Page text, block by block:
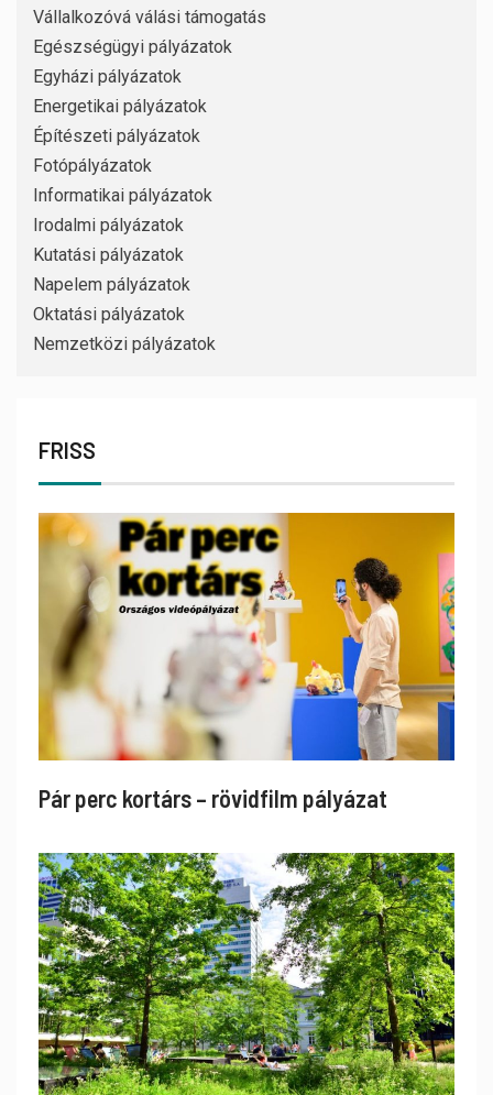
Vállalkozóvá válási támogatás
Egészségügyi pályázatok
Egyházi pályázatok
Energetikai pályázatok
Építészeti pályázatok
Fotópályázatok
Informatikai pályázatok
Irodalmi pályázatok
Kutatási pályázatok
Napelem pályázatok
Oktatási pályázatok
Nemzetközi pályázatok
FRISS
Pár perc kortárs – rövidfilm pályázat